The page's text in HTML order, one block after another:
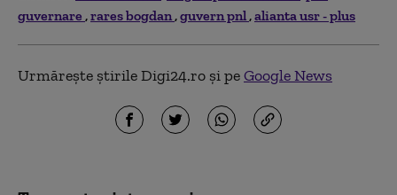
guvernare rares bogdan guvern pnl alianta usr - plus
Urmărește știrile Digi24.ro și peGoogle News